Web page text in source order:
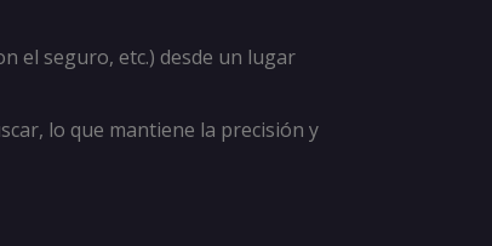
el seguro, etc.) desde un lugar
lo que mantiene la precisión y